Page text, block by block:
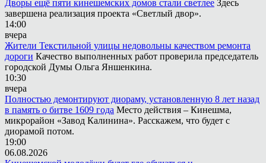
Дворы ещё пяти кинешемских домов стали светлее Здесь
завершена реализация проекта «Светлый двор».
14:00
вчера
Жители Текстильной улицы недовольны качеством ремонта
дороги Качество выполненных работ проверила председатель
городской Думы Ольга Яншенкина.
10:30
вчера
Полностью демонтируют диораму, установленную 8 лет назад
в память о битве 1609 года Место действия – Кинешма,
микрорайон «Завод Калинина». Расскажем, что будет с
диорамой потом.
19:00
06.08.2026